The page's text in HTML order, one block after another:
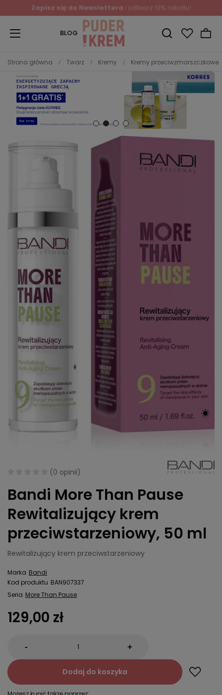
Zapisz się do Newslettera i odbierz 10% rabatu!
BLOG
Strona główna Twarz Kremy Kremy przeciwzmarszczkowe
(0 opinii)
Bandi More Than Pause
Rewitalizujący krem
przeciwstarzeniowy, 50 ml
Rewitalizujący krem przeciwstarzeniowy
Marka Bandi
Kod produktu BAN907337
Seria More Than Pause
129,00 zł
- +
Dodaj do koszyka